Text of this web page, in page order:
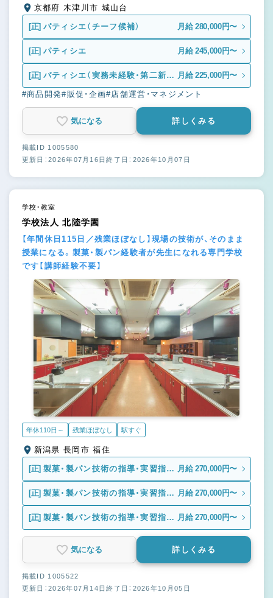
京都府 木津川市 城山台
[正] パティシエ（チーフ候補） 月給 280,000円〜
[正] パティシエ 月給 245,000円〜
[正] パティシエ（実務未経験・第二新
卒）
月給 225,000円〜
#商品開発#販促・企画#店舗運営・マネジメント
気になる 詳しくみる
掲載ID 1005580
更新日：2026年07月16日終了日：2026年10月07日
学校・教室
学校法人 北陸学園
【年間休日115日／残業ほぼなし】現場の技術が、そのまま
授業になる。製菓・製パン経験者が先生になれる専門学校
です【講師経験不要】
年休110日～ 残業ほぼなし 駅すぐ
新潟県 長岡市 福住
[正] 製菓・製パン技術の指導・実習指導
者
月給 270,000円〜
[正] 製菓・製パン技術の指導・実習指導
者
月給 270,000円〜
[正] 製菓・製パン技術の指導・実習指導
者
月給 270,000円〜
気になる 詳しくみる
掲載ID 1005522
更新日：2026年07月14日終了日：2026年10月05日